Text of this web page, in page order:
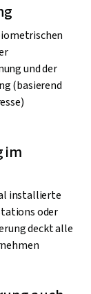
und der
(basierend
im
installierte
oder
deckt alle